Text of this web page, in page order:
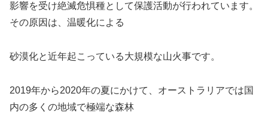
影響を受け絶滅危惧種として保護活動が行われています。
その原因は、温暖化による
砂漠化と近年起こっている大規模な山火事です。
2019年から2020年の夏にかけて、オーストラリアでは国
内の多くの地域で極端な森林